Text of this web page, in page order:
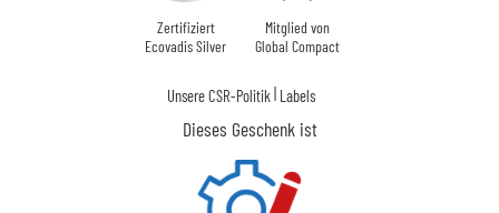
Zertifiziert
Ecovadis Silver
Mitglied von
Global Compact
Unsere CSR-Politik | Labels
Dieses Geschenk ist